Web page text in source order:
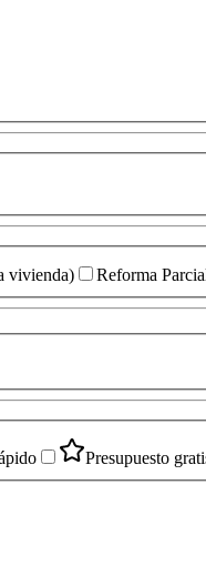
vivienda) Reforma
Presupuesto